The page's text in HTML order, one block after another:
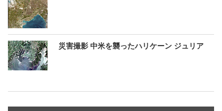
災害撮影 中米を襲ったハリケーン ジュリア